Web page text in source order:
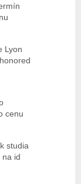
Lyon
cenu
studia
na id